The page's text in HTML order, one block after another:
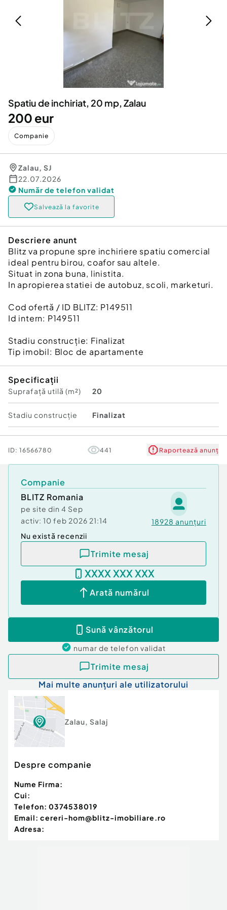
Servicii
Animale de companie
Afaceri și echipamente profesionale
Inchiriere Bunuri si Vehicule
Utilaje agricole si industriale
Piese auto si accesorii
Spatiu de inchiriat, 20 mp, Zalau
200 eur
Companie
Zalau, SJ
22.07.2026
Număr de telefon validat
Salvează la favorite
Descriere anunt
Blitz va propune spre inchiriere spatiu comercial
ideal pentru birou, coafor sau altele.
Situat in zona buna, linistita.
In apropierea statiei de autobuz, scoli, marketuri.
Cod ofertă / ID BLITZ: P149511
Id intern: P149511
Stadiu construcţie: Finalizat
Tip imobil: Bloc de apartamente
Specificații
Suprafață utilă (m²) 20
Stadiu construcţie Finalizat
ID: 16566780 441 Raportează anunț
Companie
BLITZ Romania
pe site din 4 Sep
activ: 10 feb 2026 21:14 18928 anunțuri
Nu există recenzii
Trimite mesaj
XXXX XXX XXX
Arată numărul
Sună vânzătorul
numar de telefon validat
Trimite mesaj
Mai multe anunțuri ale utilizatorului
Zalau, Salaj
Despre companie
Nume Firma:
Cui:
Telefon: 0374538019
Email: cereri-hom@blitz-imobiliare.ro
Adresa: